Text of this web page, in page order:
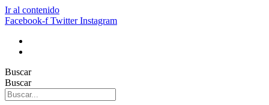
Ir al contenido
Facebook-f Twitter Instagram
Buscar
Buscar